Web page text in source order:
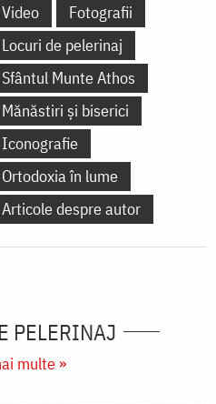
Video
Fotografii
Locuri de pelerinaj
Sfântul Munte Athos
Mănăstiri și biserici
Iconografie
Ortodoxia în lume
Articole despre autor
PELERINAJ
multe »